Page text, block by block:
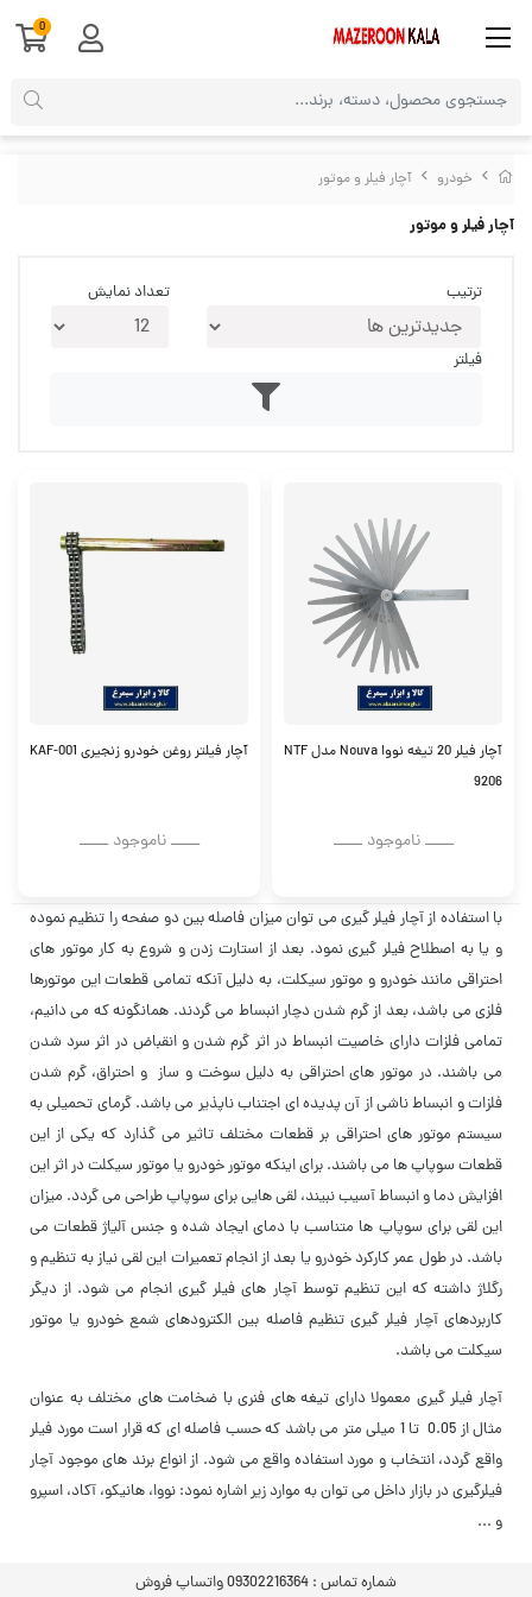
خودرو آچار فیلر و موتور
آچار فیلر و موتور
ترتیب تعداد نمایش
فیلتر
آچار فیلر 20 تیغه نووا Nouva مدل NTF
9206
ــــــ ناموجود ــــــ
آچار فیلتر روغن خودرو زنجیری KAF-001
ــــــ ناموجود ــــــ
با استفاده از آچار فیلر گیری می توان میزان فاصله بین دو صفحه را تنظیم نموده
و یا به اصطلاح فیلر گیری نمود. بعد از استارت زدن و شروع به کار موتور های
احتراقی مانند خودرو و موتور سیکلت، به دلیل آنکه تمامی قطعات این موتورها
فلزی می باشد، بعد از گرم شدن دچار انبساط می گردند. همانگونه که می دانیم،
تمامی فلزات دارای خاصیت انبساط در اثر گرم شدن و انقباض در اثر سرد شدن
می باشند. در موتور های احتراقی به دلیل سوخت و ساز و احتراق، گرم شدن
فلزات و انبساط ناشی از آن پدیده ای اجتناب ناپذیر می باشد. گرمای تحمیلی به
سیستم موتور های احتراقی بر قطعات مختلف تاثیر می گذارد که یکی از این
قطعات سوپاپ ها می باشند. برای اینکه موتور خودرو یا موتور سیکلت در اثر این
افزایش دما و انبساط آسیب نبیند، لقی هایی برای سوپاپ طراحی می گردد. میزان
این لقی برای سوپاپ ها متناسب با دمای ایجاد شده و جنس آلیاژ قطعات می
باشد. در طول عمر کارکرد خودرو یا بعد از انجام تعمیرات این لقی نیاز به تنظیم و
رگلاژ داشته که این تنظیم توسط آچار های فیلر گیری انجام می شود. از دیگر
کاربردهای آچار فیلر گیری تنظیم فاصله بین الکترودهای شمع خودرو یا موتور
سیکلت می باشد.
آچار فیلر گیری معمولا دارای تیغه های فنری با ضخامت های مختلف به عنوان
مثال از 0.05 تا 1 میلی متر می باشد که حسب فاصله ای که قرار است مورد فیلر
واقع گردد، انتخاب و مورد استفاده واقع می شود. از انواع برند های موجود آچار
فیلرگیری در بازار داخل می توان به موارد زیر اشاره نمود: نووا، هانیکو، آکاد، اسپرو
و ...
شماره تماس : 09302216364 واتساپ فروش
0